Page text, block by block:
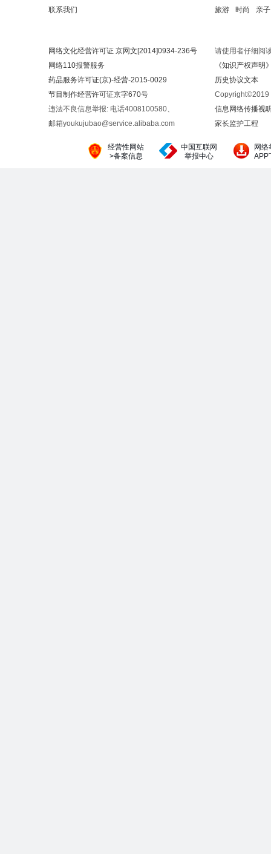
联系我们
旅游
时尚 亲子
网络文化经营许可证 京网文[2014]0934-236号
网络110报警服务
药品服务许可证(京)-经营-2015-0029
节目制作经营许可证京字670号
违法不良信息举报: 电话4008100580、
邮箱youkujubao@service.alibaba.com
请使用者仔细阅
《知识产权声明
历史协议文本
Copyright©2019
信息网络传播视
家长监护工程
经营性网站
>备案信息
中国互联网
举报中心
网络
APP